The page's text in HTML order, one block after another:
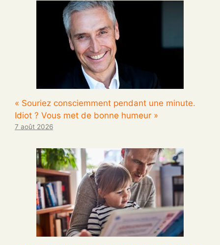
« Souriez consciemment pendant une minute.
Idiot ? Vous met de bonne humeur »
7 août 2026